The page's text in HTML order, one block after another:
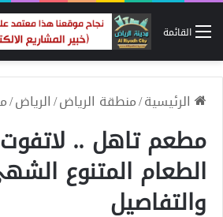
القائمة
الرئيسية/منطقة الرياض/الرياض/
مطعم تاهل ..
الطعام المتنوع
والتفاصيل